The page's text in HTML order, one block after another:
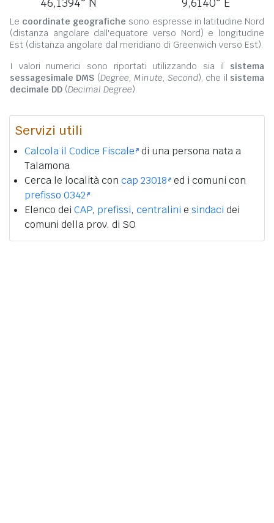
46,1394° N
9,6140° E
Le coordinate geografiche sono espresse in latitudine Nord
(distanza angolare dall'equatore verso Nord) e longitudine
Est (distanza angolare dal meridiano di Greenwich verso Est).
I valori numerici sono riportati utilizzando sia il sistema
sessagesimale DMS (Degree, Minute, Second), che il sistema
decimale DD (Decimal Degree).
Servizi utili
Calcola il Codice Fiscale di una persona nata a
Talamona
Cerca le località con cap 23018 ed i comuni con
prefisso 0342
Elenco dei CAP, prefissi, centralini e sindaci dei
comuni della prov. di SO